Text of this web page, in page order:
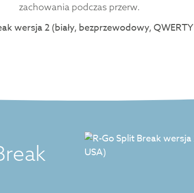
zachowania podczas przerw.